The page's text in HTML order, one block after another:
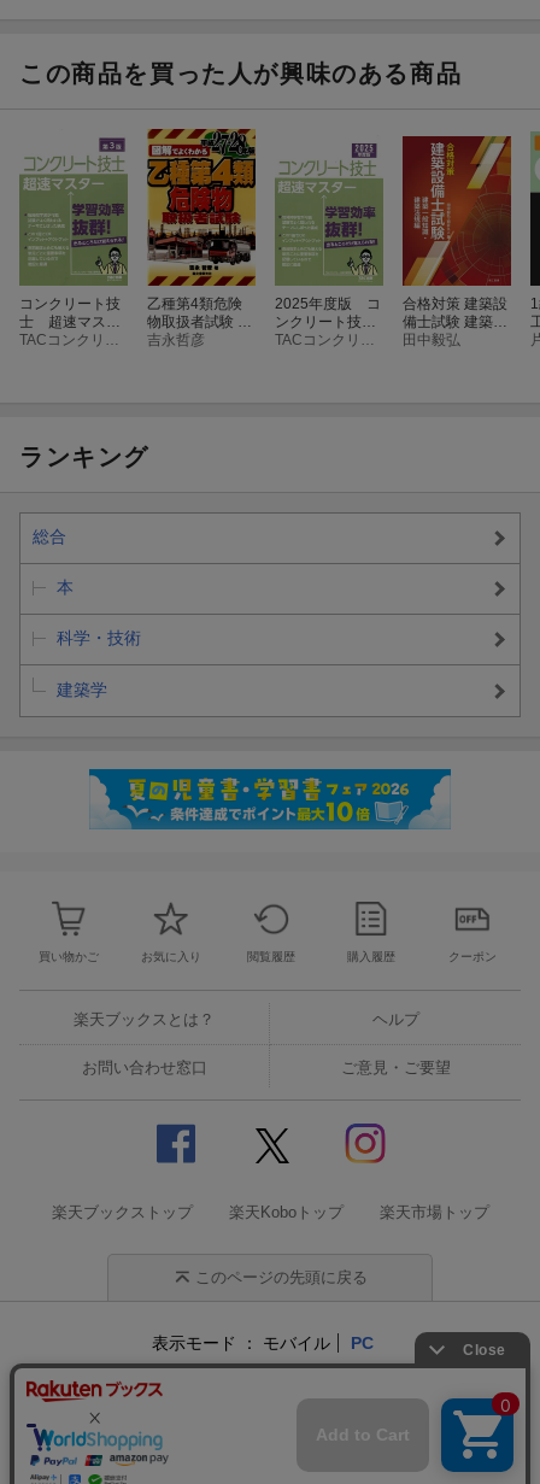
この商品を買った人が興味のある商品
コンクリート技
士 超速マスタ
ー 第3版
乙種第4類危険
物取扱者試験 平
成27-28年版
吉永哲彦
2025年度版 コ
ンクリート技士
超速マスター
合格対策 建築設
備士試験 建築一
般知識・建築法
田中毅弘
ランキング
総合
本
科学・技術
建築学
買い物かご お気に入り 閲覧履歴 購入履歴 クーポン
楽天ブックスとは？ ヘルプ
お問い合わせ窓口 ご意見・ご要望
楽天ブックストップ 楽天Koboトップ 楽天市場トップ
このページの先頭に戻る
表示モード モバイル PC
企業情報 個人情報保護方針